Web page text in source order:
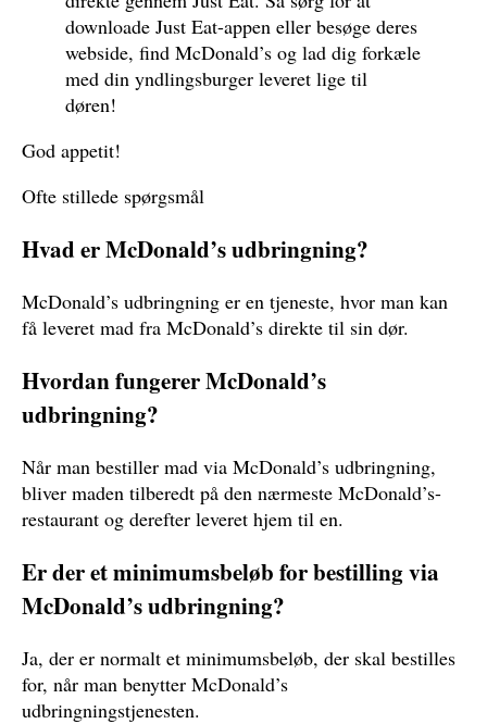
downloade Just Eat-appen eller besøge deres
webside, find McDonald’s og lad dig forkæle
med din yndlingsburger leveret lige til
døren!
God appetit!
Ofte stillede spørgsmål
Hvad er McDonald’s udbringning?
McDonald’s udbringning er en tjeneste, hvor man kan
få leveret mad fra McDonald’s direkte til sin dør.
Hvordan fungerer McDonald’s
udbringning?
Når man bestiller mad via McDonald’s udbringning,
bliver maden tilberedt på den nærmeste McDonald’s-
restaurant og derefter leveret hjem til en.
Er der et minimumsbeløb for bestilling via
McDonald’s udbringning?
Ja, der er normalt et minimumsbeløb, der skal bestilles
for, når man benytter McDonald’s
udbringningstjenesten.